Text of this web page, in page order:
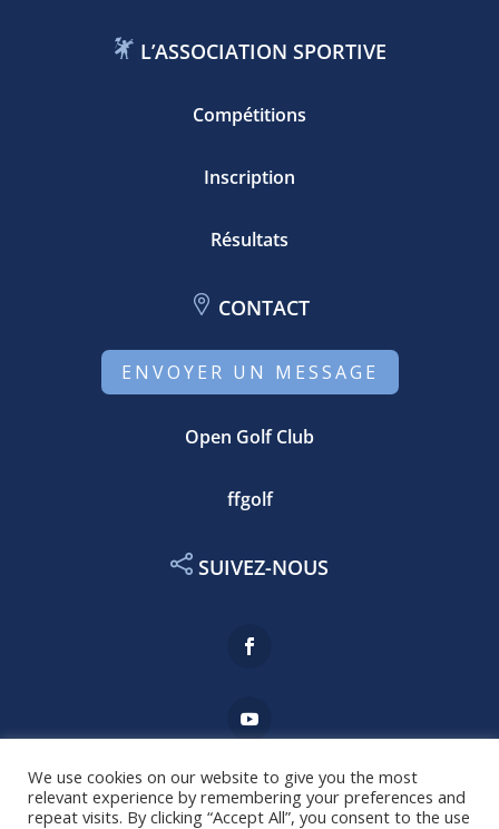
L’ASSOCIATION SPORTIVE
Compétitions
Inscription
Résultats
CONTACT
ENVOYER UN MESSAGE
Open Golf Club
ffgolf
SUIVEZ-NOUS
Mentions légales
We use cookies on our website to give you the most
relevant experience by remembering your preferences and
repeat visits. By clicking “Accept All”, you consent to the use